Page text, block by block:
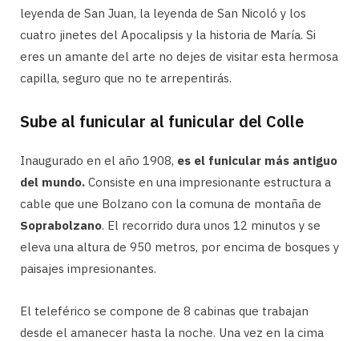
leyenda de San Juan, la leyenda de San Nicoló y los
cuatro jinetes del Apocalipsis y la historia de María. Si
eres un amante del arte no dejes de visitar esta hermosa
capilla, seguro que no te arrepentirás.
Sube al funicular al funicular del Colle
Inaugurado en el año 1908, es el funicular más antiguo
del mundo. Consiste en una impresionante estructura a
cable que une Bolzano con la comuna de montaña de
Soprabolzano. El recorrido dura unos 12 minutos y se
eleva una altura de 950 metros, por encima de bosques y
paisajes impresionantes.
El teleférico se compone de 8 cabinas que trabajan
desde el amanecer hasta la noche. Una vez en la cima